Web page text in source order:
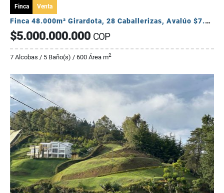
Finca Venta
Finca 48.000m² Girardota, 28 Caballerizas, Avalúo $7.000M y Permuta 🐎
$5.000.000.000 COP
7 Alcobas / 5 Baño(s) / 600 Área m2